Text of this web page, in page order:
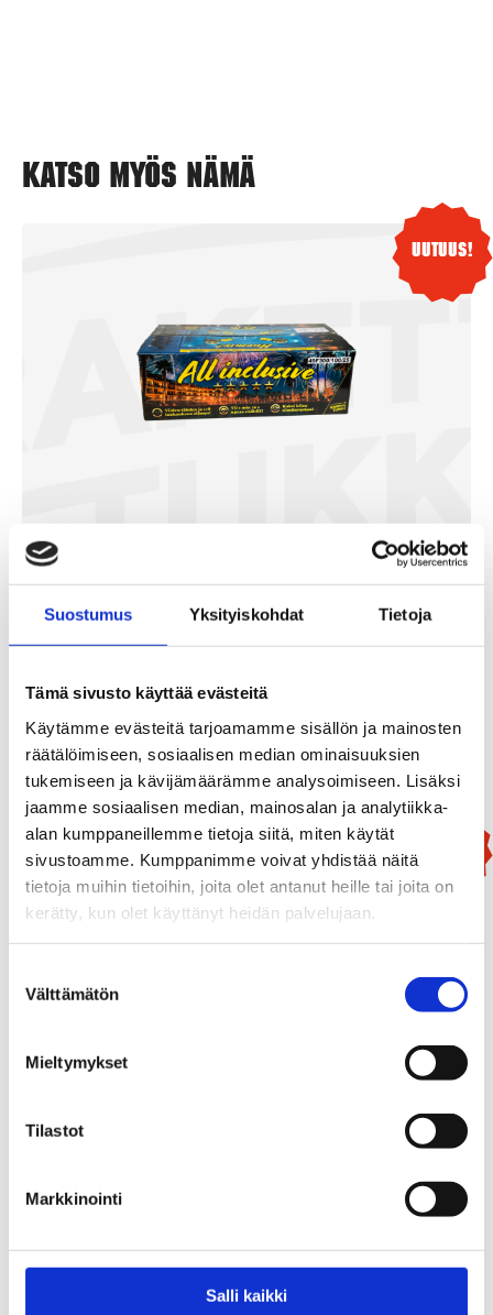
Suostumus Yksityiskohdat Tietoja
Tämä sivusto käyttää evästeitä
Käytämme evästeitä tarjoamamme sisällön ja mainosten
räätälöimiseen, sosiaalisen median ominaisuuksien
tukemiseen ja kävijämäärämme analysoimiseen. Lisäksi
jaamme sosiaalisen median, mainosalan ja analytiikka-
alan kumppaneillemme tietoja siitä, miten käytät
sivustoamme. Kumppanimme voivat yhdistää näitä
tietoja muihin tietoihin, joita olet antanut heille tai joita on
kerätty, kun olet käyttänyt heidän palvelujaan.
valinta
Välttämätön
Mieltymykset
Tilastot
Markkinointi
Salli kaikki
Katso myös nämä
Uutuus!
199,90€
Lisää Ostoslistaan
Uutuus!
9,90€
/ kpl